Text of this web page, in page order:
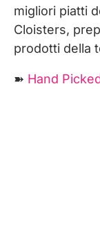
migliori piatti
Cloisters,
prodotti della
➽ Hand